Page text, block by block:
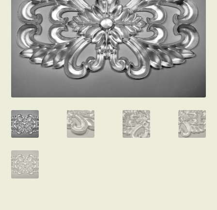
Kasse
Beispiele
Kontakt